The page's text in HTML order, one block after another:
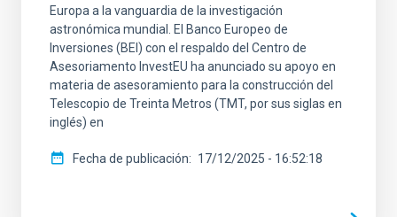
Europa a la vanguardia de la investigación
astronómica mundial. El Banco Europeo de
Inversiones (BEI) con el respaldo del Centro de
Asesoriamento InvestEU ha anunciado su apoyo en
materia de asesoramiento para la construcción del
Telescopio de Treinta Metros (TMT, por sus siglas en
inglés) en
Fecha de publicación 17/12/2025 - 16:52:18